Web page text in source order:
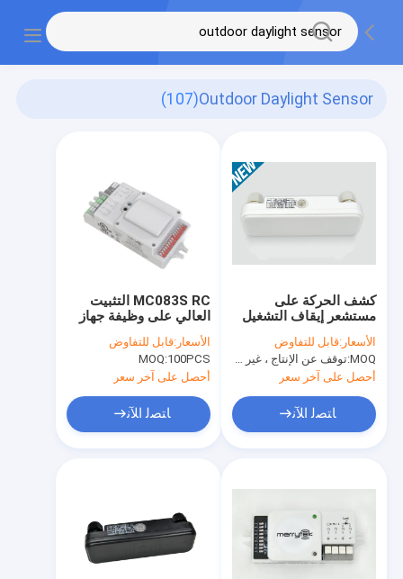
Outdoor Daylight Sensor
(107)
MC083S RC التثبيت
العالي على وظيفة جهاز
التحكم عن بعد
الأسعار:قابل للتفاوض
MOQ:100PCS
أحصل على آخر سعر
ﺎﺘﺼﻟ ﺍﻶﻧ
كشف الحركة على
مستشعر إيقاف التشغيل
الأسعار:قابل للتفاوض
MOQ: توقف عن الإنتاج ، غير متوفر.
أحصل على آخر سعر
ﺎﺘﺼﻟ ﺍﻶﻧ